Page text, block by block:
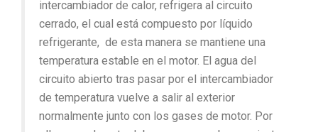
intercambiador de calor, refrigera al circuito
cerrado, el cual está compuesto por líquido
refrigerante, de esta manera se mantiene una
temperatura estable en el motor. El agua del
circuito abierto tras pasar por el intercambiador
de temperatura vuelve a salir al exterior
normalmente junto con los gases de motor. Por